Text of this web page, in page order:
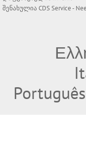
შენახულია CDS Service-
Português